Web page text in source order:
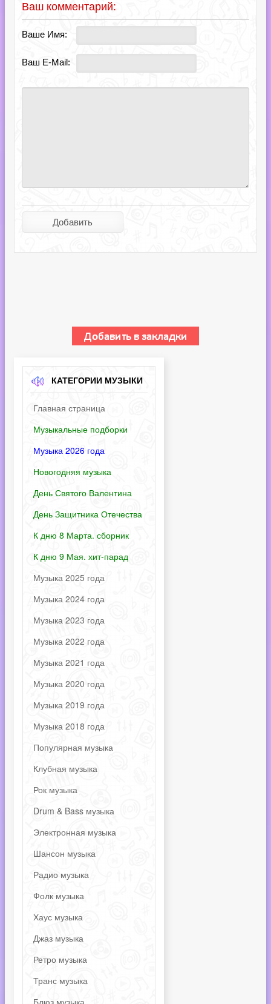
Ваш комментарий:
Ваше Имя:
Ваш E-Mail:
КАТЕГОРИИ МУЗЫКИ
Главная страница
Музыкальные подборки
Музыка 2026 года
Новогодняя музыка
День Святого Валентина
День Защитника Отечества
К дню 8 Марта. сборник
К дню 9 Мая. хит-парад
Музыка 2025 года
Музыка 2024 года
Музыка 2023 года
Музыка 2022 года
Музыка 2021 года
Музыка 2020 года
Музыка 2019 года
Музыка 2018 года
Популярная музыка
Клубная музыка
Рок музыка
Drum & Bass музыка
Электронная музыка
Шансон музыка
Радио музыка
Фолк музыка
Хаус музыка
Джаз музыка
Ретро музыка
Транс музыка
Блюз музыка